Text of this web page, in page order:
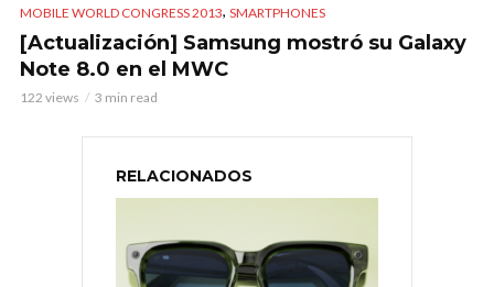
MOBILE WORLD CONGRESS 2013, SMARTPHONES
[Actualización] Samsung mostró su Galaxy
Note 8.0 en el MWC
122 views 3 min read
RELACIONADOS